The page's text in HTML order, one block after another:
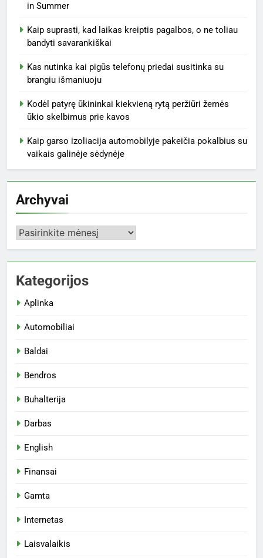
in Summer
Kaip suprasti, kad laikas kreiptis pagalbos, o ne toliau
bandyti savarankiškai
Kas nutinka kai pigūs telefonų priedai susitinka su
brangiu išmaniuoju
Kodėl patyrę ūkininkai kiekvieną rytą peržiūri žemės
ūkio skelbimus prie kavos
Kaip garso izoliacija automobilyje pakeičia pokalbius su
vaikais galinėje sėdynėje
Archyvai
Archyvai
Kategorijos
Aplinka
Automobiliai
Baldai
Bendros
Buhalterija
Darbas
English
Finansai
Gamta
Internetas
Laisvalaikis